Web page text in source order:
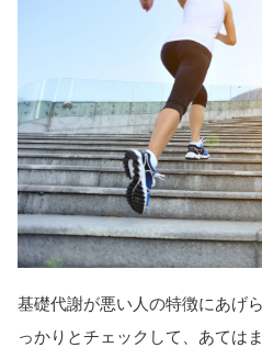
基礎代謝が悪い人の特徴にあげ
っかりとチェックして、あては